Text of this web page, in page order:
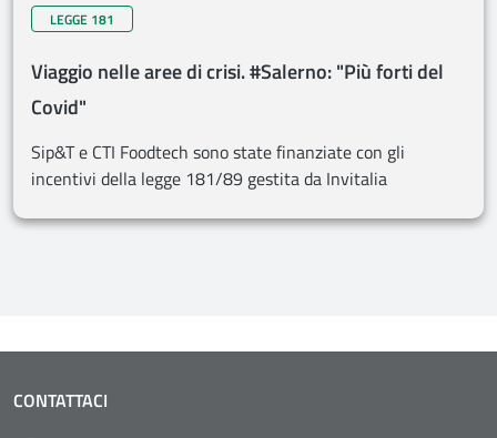
LEGGE 181
Viaggio nelle aree di crisi. #Salerno: "Più forti del
Covid"
Sip&T e CTI Foodtech sono state finanziate con gli
incentivi della legge 181/89 gestita da Invitalia
CONTATTACI